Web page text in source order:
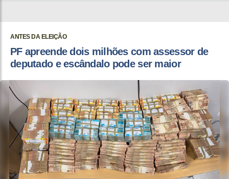
ANTES DA ELEIÇÃO
PF apreende dois milhões com assessor de
deputado e escândalo pode ser maior